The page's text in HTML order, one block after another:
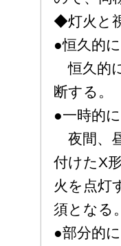
◆灯火と
●恒久的
恒久的
断する。
●一時的
夜間、
付けたX
火を点灯
須となる。
●部分的